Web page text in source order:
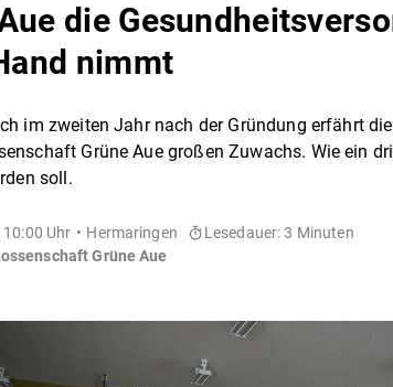
die
nimmt
im zweiten Jahr nach der Gründung erfährt
Grüne Aue großen Zuwachs. Wie ein
soll.
Uhr Hermaringen
Lesedauer: 3 Minuten
Grüne Aue